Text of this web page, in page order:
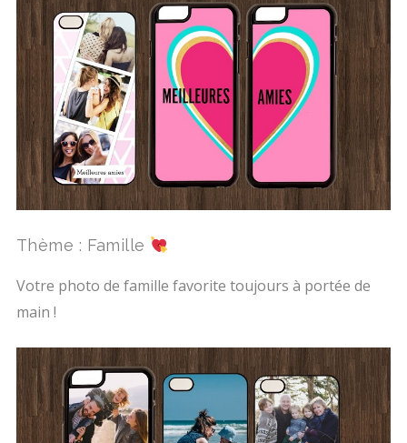
Thème : Famille
Votre photo de famille favorite toujours à portée de
main !